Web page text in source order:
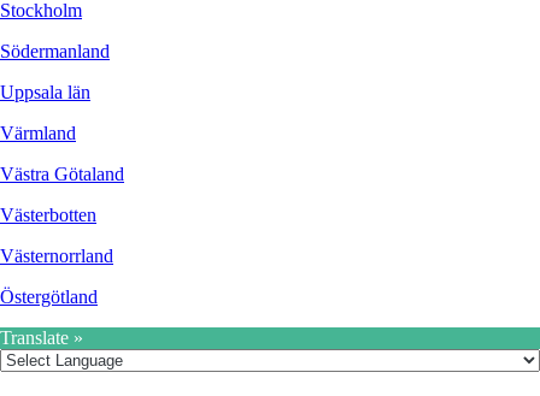
Stockholm
Södermanland
Uppsala län
Värmland
Västra Götaland
Västerbotten
Västernorrland
Östergötland
Translate »